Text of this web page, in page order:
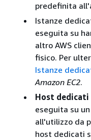
predefinita
Istanze
eseguita su
altro AWS
fisico. Per
Istanze
Amazon EC2.
Host
eseguita su
all'utilizzo da
host dedicati